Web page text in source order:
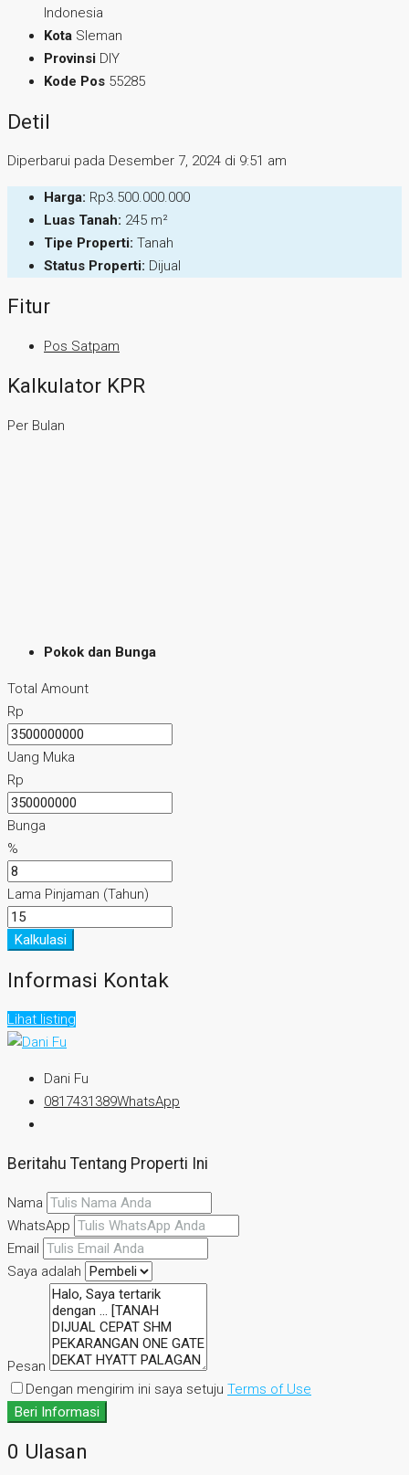
Indonesia
Kota Sleman
Provinsi DIY
Kode Pos 55285
Detil
Diperbarui pada Desember 7, 2024 di 9:51 am
Harga: Rp3.500.000.000
Luas Tanah: 245 m²
Tipe Properti: Tanah
Status Properti: Dijual
Fitur
Pos Satpam
Kalkulator KPR
Per Bulan
Pokok dan Bunga
Total Amount
Rp
Uang Muka
Rp
Bunga
%
Lama Pinjaman (Tahun)
Kalkulasi
Informasi Kontak
Lihat listing
Dani Fu
0817431389WhatsApp
Beritahu Tentang Properti Ini
Nama
WhatsApp
Email
Saya adalah
Pesan
Dengan mengirim ini saya setuju Terms of Use
Beri Informasi
0 Ulasan